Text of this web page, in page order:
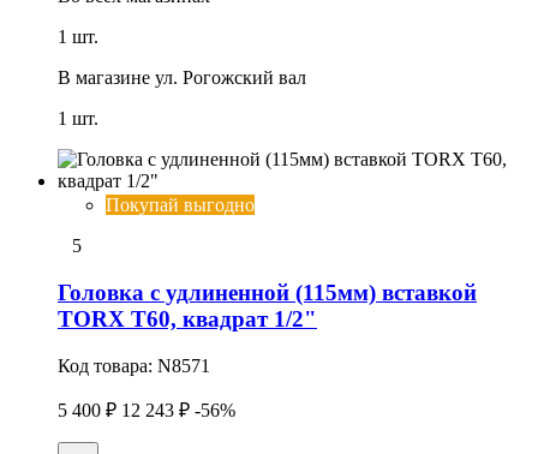
1 шт.
В магазине ул. Рогожский вал
1 шт.
Покупай выгодно
5
Головка с удлиненной (115мм) вставкой
TORX T60, квадрат 1/2"
Код товара: N8571
5 400 ₽ 12 243 ₽ -56%